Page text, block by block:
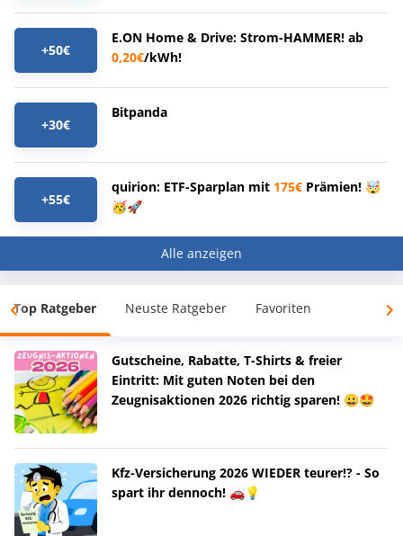
+50€
E.ON Home & Drive: Strom-HAMMER! ab
0,20€/kWh!
+30€
Bitpanda
+55€
quirion: ETF-Sparplan mit 175€ Prämien! 🤯
🥳🚀
Alle anzeigen
Top Ratgeber Neuste Ratgeber Favoriten
Gutscheine, Rabatte, T-Shirts & freier
Eintritt: Mit guten Noten bei den
Zeugnisaktionen 2026 richtig sparen! 😀🤩
Kfz-Versicherung 2026 WIEDER teurer!? - So
spart ihr dennoch! 🚗💡